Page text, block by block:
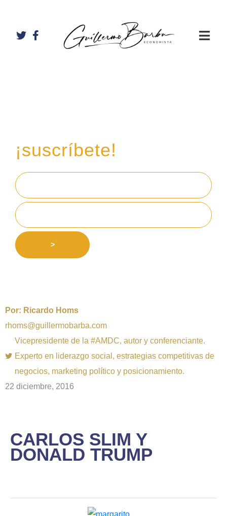
¡suscríbete!
>
Por: Ricardo Homs
rhoms@guillermobarba.com
Vicepresidente de la #AMDC, autor y conferenciante.
Experto en liderazgo social, estrategias competitivas de
negocios, marketing político y posicionamiento.
22 diciembre, 2016
CARLOS SLIM Y
DONALD TRUMP